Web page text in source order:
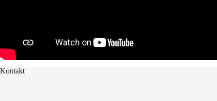
Kontakt